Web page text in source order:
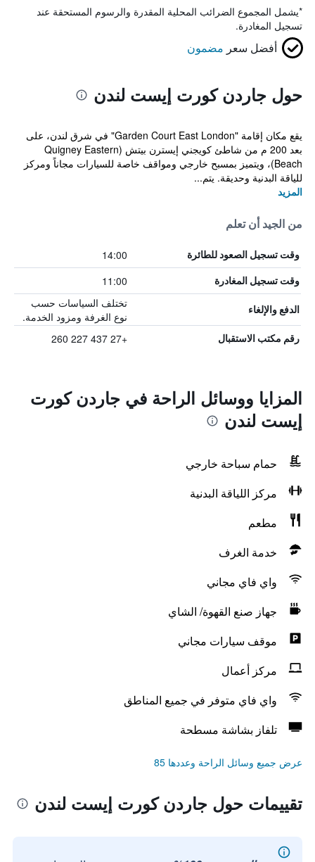
*يشمل المجموع الضرائب المحلية المقدرة والرسوم المستحقة عند
تسجيل المغادرة.
أفضل سعر مضمون
حول جاردن كورت إيست لندن
يقع مكان إقامة "Garden Court East London" في شرق لندن، على
بعد 200 م من شاطئ كويجني إيسترن بيتش (Quigney Eastern
Beach)، ويتميز بمسبح خارجي ومواقف خاصة للسيارات مجاناً ومركز
للياقة البدنية وحديقة. يتم...
المزيد
من الجيد أن تعلم
وقت تسجيل الصعود للطائرة 14:00
وقت تسجيل المغادرة 11:00
الدفع والإلغاء
تختلف السياسات حسب
نوع الغرفة ومزود الخدمة.
رقم مكتب الاستقبال +27 437 227 260
المزايا ووسائل الراحة في جاردن كورت
إيست لندن
حمام سباحة خارجي
مركز اللياقة البدنية
مطعم
خدمة الغرف
واي فاي مجاني
جهاز صنع القهوة/ الشاي
موقف سيارات مجاني
مركز أعمال
واي فاي متوفر في جميع المناطق
تلفاز بشاشة مسطحة
عرض جميع وسائل الراحة وعددها 85
تقييمات حول جاردن كورت إيست لندن